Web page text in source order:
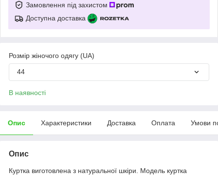
Замовлення під захистом
Доступна доставка
Розмір жіночого одягу (UA)
44
В наявності
Опис Характеристики Доставка Оплата Умови
Опис
Куртка виготовлена з натуральної шкіри. Модель куртка